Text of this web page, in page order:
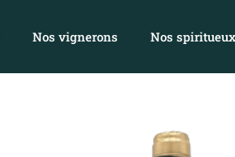
Nos vignerons Nos spiritueux